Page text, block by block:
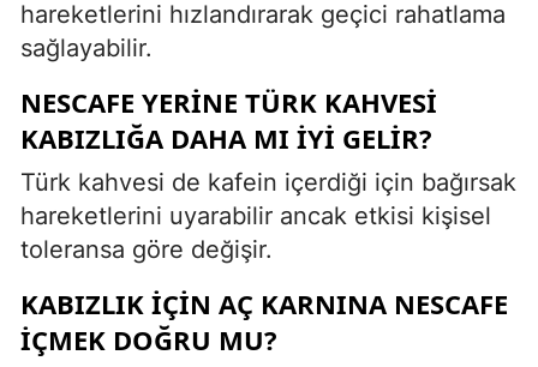
hareketlerini hızlandırarak geçici rahatlama
sağlayabilir.
NESCAFE YERINE TÜRK KAHVESI
KABIZLIĞA DAHA MI IYI GELIR?
Türk kahvesi de kafein içerdiği için bağırsak
hareketlerini uyarabilir ancak etkisi kişisel
toleransa göre değişir.
KABIZLIK IÇIN AÇ KARNINA NESCAFE
IÇMEK DOĞRU MU?